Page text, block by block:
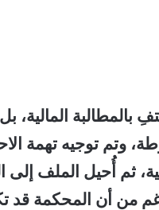
بالمطالبة المالية،
وتم توجيه تهمة
ثم أُحيل الملف إلى
من أن المحكمة قد